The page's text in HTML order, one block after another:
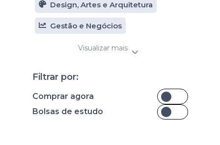
Design, Artes e Arquitetura
Gestão e Negócios
Visualizar mais
Filtrar por:
Comprar agora
Bolsas de estudo